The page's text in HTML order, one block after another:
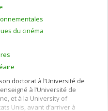
du cinéma
doctorat à l’Université de
à l’Université de
et à la University of
Unis, avant d’arriver à